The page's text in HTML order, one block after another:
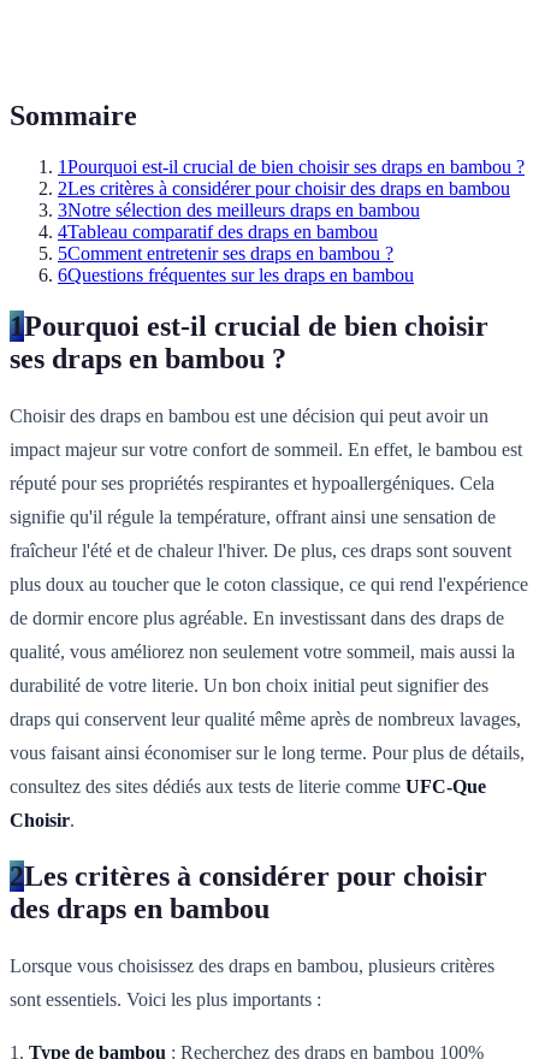
Sommaire
1Pourquoi est-il crucial de bien choisir ses draps en bambou ?
2Les critères à considérer pour choisir des draps en bambou
3Notre sélection des meilleurs draps en bambou
4Tableau comparatif des draps en bambou
5Comment entretenir ses draps en bambou ?
6Questions fréquentes sur les draps en bambou
1Pourquoi est-il crucial de bien choisir
ses draps en bambou ?
Choisir des draps en bambou est une décision qui peut avoir un
impact majeur sur votre confort de sommeil. En effet, le bambou est
réputé pour ses propriétés respirantes et hypoallergéniques. Cela
signifie qu'il régule la température, offrant ainsi une sensation de
fraîcheur l'été et de chaleur l'hiver. De plus, ces draps sont souvent
plus doux au toucher que le coton classique, ce qui rend l'expérience
de dormir encore plus agréable. En investissant dans des draps de
qualité, vous améliorez non seulement votre sommeil, mais aussi la
durabilité de votre literie. Un bon choix initial peut signifier des
draps qui conservent leur qualité même après de nombreux lavages,
vous faisant ainsi économiser sur le long terme. Pour plus de détails,
consultez des sites dédiés aux tests de literie comme UFC-Que
Choisir.
2Les critères à considérer pour choisir
des draps en bambou
Lorsque vous choisissez des draps en bambou, plusieurs critères
sont essentiels. Voici les plus importants :
1. Type de bambou : Recherchez des draps en bambou 100%